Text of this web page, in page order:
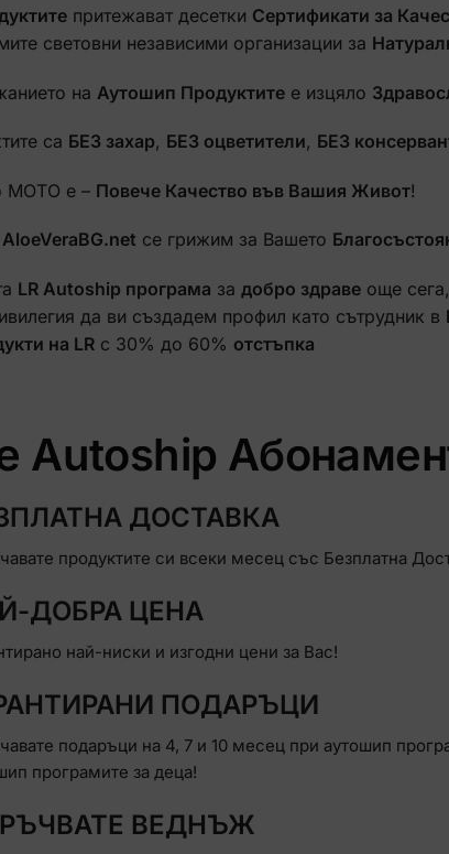
притежават десетки Сертификати за
световни независими организации за
на Аутошип Продуктите е изцяло
са БЕЗ захар, БЕЗ оцветители, БЕЗ
МОТО е – Повече Качество във Вашия Живот!
AloeVeraBG.net се грижим за Вашето
LR Autoship програма за добро здраве още
да ви създадем профил като сътрудник в
на LR с 30% до 60% отстъпка
Autoship
ДОСТАВКА
продуктите си всеки месец със Безплатна
ДОБРА ЦЕНА
най-ниски и изгодни цени за Вас!
ПОДАРЪЦИ
подаръци на 4, 7 и 10 месец при аутошип
програмите за деца!
ВЕДНЪЖ